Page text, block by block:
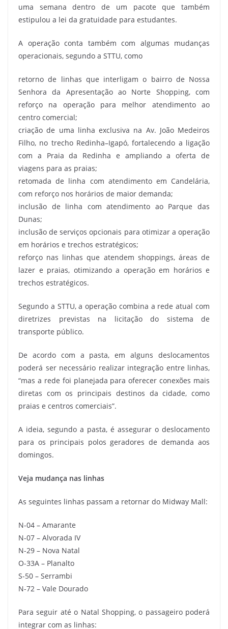
uma semana dentro de um pacote que também
estipulou a lei da gratuidade para estudantes.
A operação conta também com algumas mudanças
operacionais, segundo a STTU, como
retorno de linhas que interligam o bairro de Nossa
Senhora da Apresentação ao Norte Shopping, com
reforço na operação para melhor atendimento ao
centro comercial;
criação de uma linha exclusiva na Av. João Medeiros
Filho, no trecho Redinha–Igapó, fortalecendo a ligação
com a Praia da Redinha e ampliando a oferta de
viagens para as praias;
retomada de linha com atendimento em Candelária,
com reforço nos horários de maior demanda;
inclusão de linha com atendimento ao Parque das
Dunas;
inclusão de serviços opcionais para otimizar a operação
em horários e trechos estratégicos;
reforço nas linhas que atendem shoppings, áreas de
lazer e praias, otimizando a operação em horários e
trechos estratégicos.
Segundo a STTU, a operação combina a rede atual com
diretrizes previstas na licitação do sistema de
transporte público.
De acordo com a pasta, em alguns deslocamentos
poderá ser necessário realizar integração entre linhas,
“mas a rede foi planejada para oferecer conexões mais
diretas com os principais destinos da cidade, como
praias e centros comerciais”.
A ideia, segundo a pasta, é assegurar o deslocamento
para os principais polos geradores de demanda aos
domingos.
Veja mudança nas linhas
As seguintes linhas passam a retornar do Midway Mall:
N-04 – Amarante
N-07 – Alvorada IV
N-29 – Nova Natal
O-33A – Planalto
S-50 – Serrambi
N-72 – Vale Dourado
Para seguir até o Natal Shopping, o passageiro poderá
integrar com as linhas: